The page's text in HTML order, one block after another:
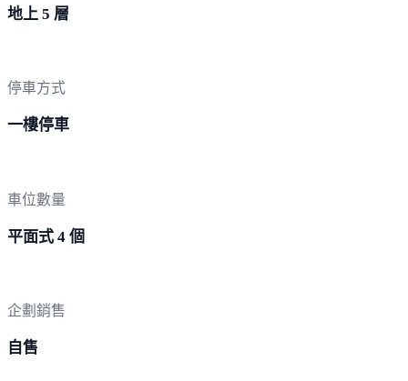
地上 5 層
停車方式
一樓停車
車位數量
平面式 4 個
企劃銷售
自售